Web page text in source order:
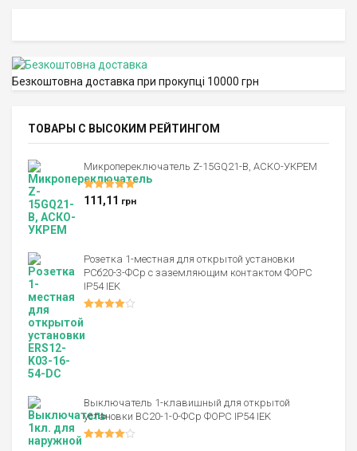
Безкоштовна доставка при прокупці 10000 грн
ТОВАРЫ С ВЫСОКИМ РЕЙТИНГОМ
Микропереключатель Z-15GQ21-B, АСКО-УКРЕМ
Оценка5.00
из 5
111,11 грн
Розетка 1-местная для открытой установки
РСб20-3-ФСр с заземляющим контактом ФОРС
IP54 IEK
Выключатель 1-клавишный для открытой
установки ВС20-1-0-ФСр ФОРС IP54 IEK